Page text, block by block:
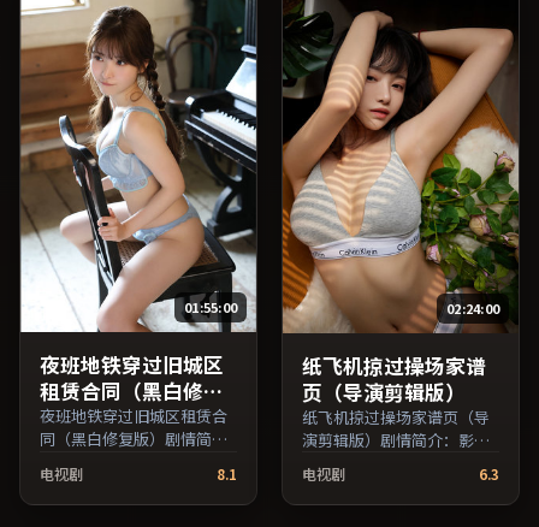
01:55:00
夜班地铁穿过旧城区
租赁合同（黑白修复
版）
夜班地铁穿过旧城区租赁合
同（黑白修复版）剧情简
介：作品关注边缘群体的日
常抉择，影像质感兼顾院线
观感与流媒体清晰度；由魏
电视剧 8.1
02:24:00
纸飞机掠过操场家谱
页（导演剪辑版）
纸飞机掠过操场家谱页（导
演剪辑版）剧情简介：影片
试图追问「归属」与「告
别」的主题，人物关系在误
会与和解中演进；由杜琪峰
电视剧 6.3